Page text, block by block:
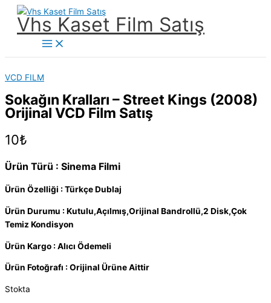
İçeriğe
Vhs Kaset Film Satış
Main
Menu
VCD FILM
Sokağın Kralları – Street Kings (2008)
Orijinal VCD Film Satış
10₺
Ürün Türü : Sinema Filmi
Ürün Özelliği : Türkçe Dublaj
Ürün Durumu : Kutulu,Açılmış,Orijinal Bandrollü,2 Disk,Çok
Temiz Kondisyon
Ürün Kargo : Alıcı Ödemeli
Ürün Fotoğrafı : Orijinal Ürüne Aittir
Stokta